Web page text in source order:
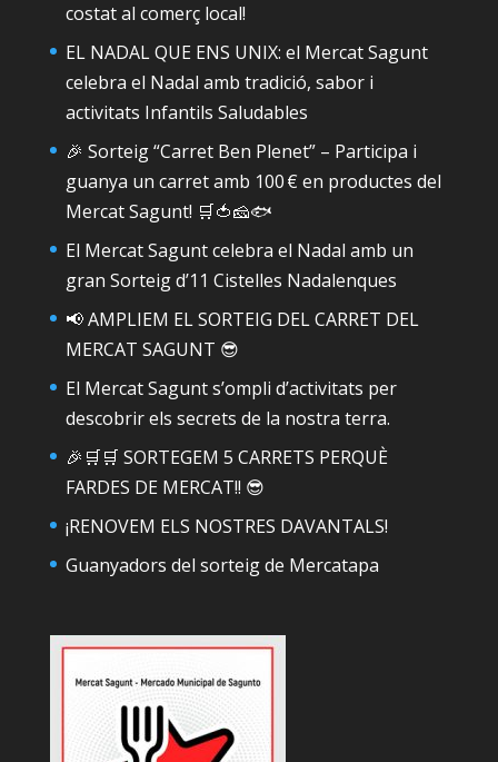
costat al comerç local!
EL NADAL QUE ENS UNIX: el Mercat Sagunt
celebra el Nadal amb tradició, sabor i
activitats Infantils Saludables
🎉 Sorteig “Carret Ben Plenet” – Participa i
guanya un carret amb 100 € en productes del
Mercat Sagunt! 🛒🍅🧀🐟
El Mercat Sagunt celebra el Nadal amb un
gran Sorteig d’11 Cistelles Nadalenques
📢 AMPLIEM EL SORTEIG DEL CARRET DEL
MERCAT SAGUNT 😎
El Mercat Sagunt s’ompli d’activitats per
descobrir els secrets de la nostra terra.
🎉🛒🛒 SORTEGEM 5 CARRETS PERQUÈ
FARDES DE MERCAT!! 😎
¡RENOVEM ELS NOSTRES DAVANTALS!
Guanyadors del sorteig de Mercatapa